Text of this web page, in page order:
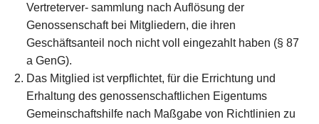
Vertreterver- sammlung nach Auflösung der
Genossenschaft bei Mitgliedern, die ihren
Geschäftsanteil noch nicht voll eingezahlt haben (§ 87
a GenG).
Das Mitglied ist verpflichtet, für die Errichtung und
Erhaltung des genossenschaftlichen Eigentums
Gemeinschaftshilfe nach Maßgabe von Richtlinien zu